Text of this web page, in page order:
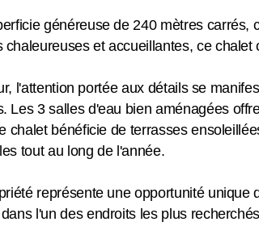
généreuse de 240 mètres
chaleureuses et accueillantes, ce
l'attention portée aux détails se
Les 3 salles d'eau bien aménagées
chalet bénéficie de terrasses
tout au long de l'année.
représente une opportunité
l'un des endroits les plus